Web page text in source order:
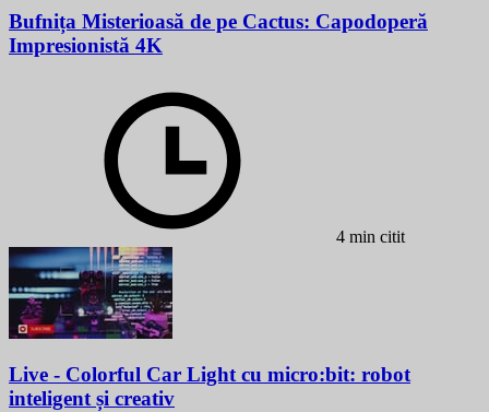
Bufnița Misterioasă de pe Cactus: Capodoperă
Impresionistă 4K
4 min citit
Live - Colorful Car Light cu micro:bit: robot
inteligent și creativ